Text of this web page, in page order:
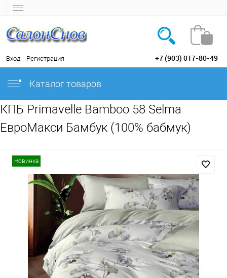
Вход Регистрация +7 (903) 017-80-49
Каталог товаров
КПБ Primavelle Bamboo 58 Selma
ЕвроМакси Бамбук (100% бабмук)
Новинка